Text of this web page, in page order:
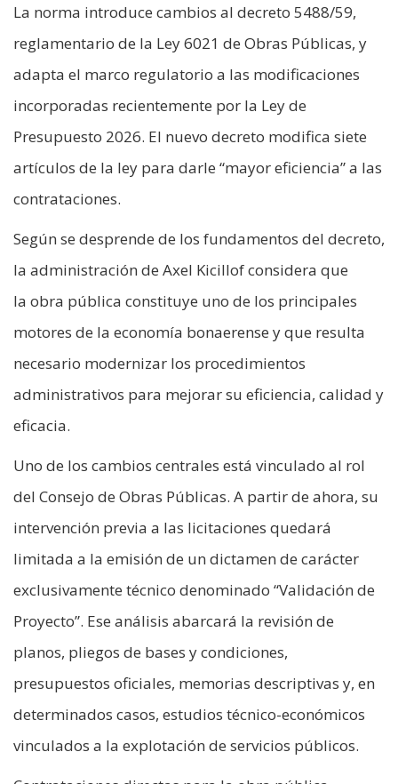
La norma introduce cambios al decreto 5488/59,
reglamentario de la Ley 6021 de Obras Públicas, y
adapta el marco regulatorio a las modificaciones
incorporadas recientemente por la Ley de
Presupuesto 2026. El nuevo decreto modifica siete
artículos de la ley para darle “mayor eficiencia” a las
contrataciones.
Según se desprende de los fundamentos del decreto,
la administración de Axel Kicillof considera que
la obra pública constituye uno de los principales
motores de la economía bonaerense y que resulta
necesario modernizar los procedimientos
administrativos para mejorar su eficiencia, calidad y
eficacia.
Uno de los cambios centrales está vinculado al rol
del Consejo de Obras Públicas. A partir de ahora, su
intervención previa a las licitaciones quedará
limitada a la emisión de un dictamen de carácter
exclusivamente técnico denominado “Validación de
Proyecto”. Ese análisis abarcará la revisión de
planos, pliegos de bases y condiciones,
presupuestos oficiales, memorias descriptivas y, en
determinados casos, estudios técnico-económicos
vinculados a la explotación de servicios públicos.